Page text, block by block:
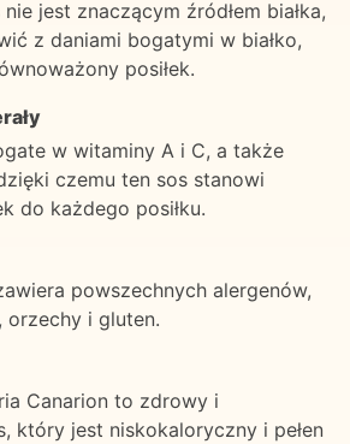
jest znaczącym źródłem białka,
z daniami bogatymi w białko,
posiłek.
w witaminy A i C, a także
czemu ten sos stanowi
do każdego posiłku.
powszechnych alergenów,
orzechy i gluten.
Canarion to zdrowy i
który jest niskokaloryczny i pełen